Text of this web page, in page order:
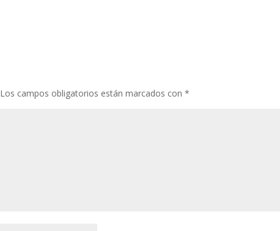
Los campos obligatorios están marcados con*